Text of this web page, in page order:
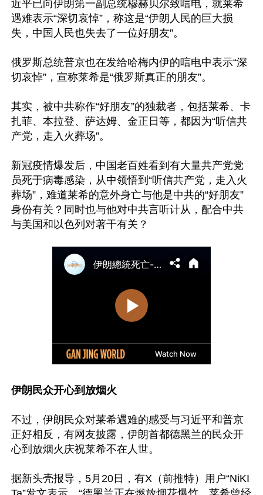
近平已向伊朗第一副总统穆赫贝尔致唁电，就莱希
遇难表示“深切哀悼”，称这是“伊朗人民的巨大损
失，中国人民也失去了一位好朋友”。
俄罗斯总统普京也在发给哈梅内伊的唁电中表示“深
切哀悼”，宣称莱希是“俄罗斯真正的朋友”。
其实，被中共称作“好朋友”的独裁者，包括莱希、卡
扎菲、本拉登、萨达姆、金正日等，都因为“听信共
产党，走入火葬场”。
新冠疫情爆发后，中国老百姓看到有大量共产党党
员死于病毒感染，从中领悟到“听信共产党，走入火
葬场”，难道莱希的意外身亡与他是中共的“好朋友”
身份有关？同时也与他对中共言听计从，配合中共
伊朗民众开心到放烟火
不过，伊朗民众对莱希遇难的感受与习近平和普京
正好相反，有网友披露，伊朗首都德黑兰的民众开
心到放烟火庆祝莱希不在人世。
据新头壳报导，5月20日，有X（前推特）用户“NiKI